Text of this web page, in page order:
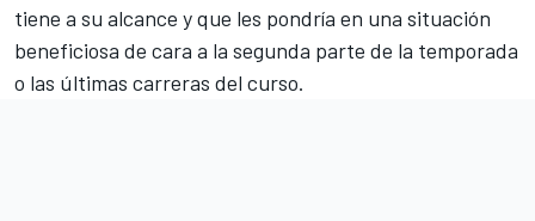
tiene a su alcance y que les pondría en una situación
beneficiosa de cara a la segunda parte de la temporada
o las últimas carreras del curso.